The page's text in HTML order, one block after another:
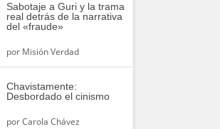
Sabotaje a Guri y la trama
real detrás de la narrativa
del «fraude»
porMisión Verdad
Chavistamente:
Desbordado el cinismo
porCarola Chávez